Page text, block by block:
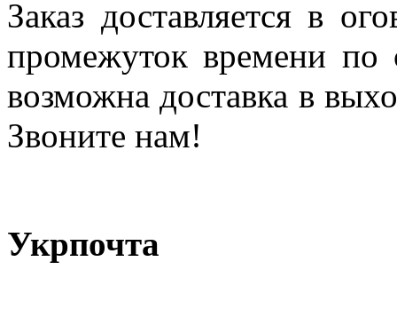
Заказ доставляется в
промежуток времени по
возможна доставка в
Звоните нам!
Укрпочта